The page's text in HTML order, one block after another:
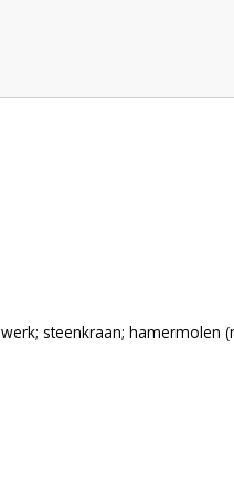
steenkraan; hamermolen